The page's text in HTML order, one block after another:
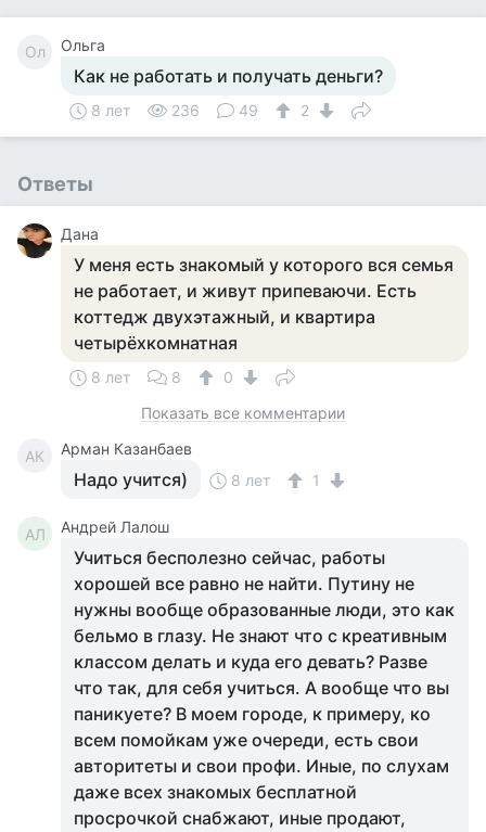
Ол Ольга
Как не работать и получать деньги?
8 лет 236 49 2
Ответы
Дана
У меня есть знакомый у которого вся семья
не работает, и живут припеваючи. Есть
коттедж двухэтажный, и квартира
четырёхкомнатная
8 лет 8
0
Показать все комментарии
АК Арман Казанбаев
Надо учится) 8 лет 1
АЛ Андрей Лалош
Учиться бесполезно сейчас, работы
хорошей все равно не найти. Путину не
нужны вообще образованные люди, это как
бельмо в глазу. Не знают что с креативным
классом делать и куда его девать? Разве
что так, для себя учиться. А вообще что вы
паникуете? В моем городе, к примеру, ко
всем помойкам уже очереди, есть свои
авторитеты и свои профи. Иные, по слухам
даже всех знакомых бесплатной
просрочкой снабжают, иные продают,